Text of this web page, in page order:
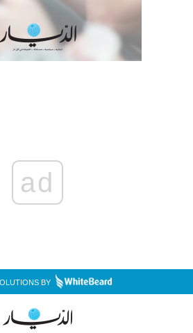
ad
BY